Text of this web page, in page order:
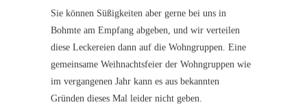
Sie können Süßigkeiten aber gerne bei uns in
Bohmte am Empfang abgeben, und wir verteilen
diese Leckereien dann auf die Wohngruppen. Eine
gemeinsame Weihnachtsfeier der Wohngruppen wie
im vergangenen Jahr kann es aus bekannten
Gründen dieses Mal leider nicht geben.